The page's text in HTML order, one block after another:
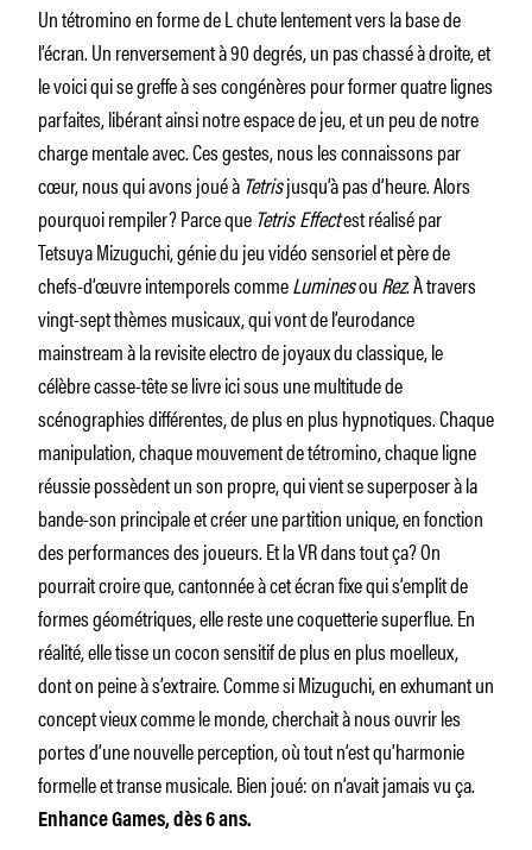
Un tétromino en forme de L chute lentement vers la base de
l’écran. Un renversement à 90 degrés, un pas chassé à droite, et
le voici qui se greffe à ses congénères pour former quatre lignes
parfaites, libérant ainsi notre espace de jeu, et un peu de notre
charge mentale avec. Ces gestes, nous les connaissons par
cœur, nous qui avons joué à Tetrisjusqu’à pas d’heure. Alors
pourquoi rempiler? Parce que Tetris Effectest réalisé par
Tetsuya Mizuguchi, génie du jeu vidéo sensoriel et père de
chefs-d’œuvre intemporels commeLuminesouRez. À travers
vingt-sept thèmes musicaux, qui vont de l’eurodance
mainstream à la revisite electro de joyaux du classique, le
célèbre casse-tête se livre ici sous une multitude de
scénographies différentes, de plus en plus hypnotiques. Chaque
manipulation, chaque mouvement de tétromino, chaque ligne
réussie possèdent un son propre, qui vient se superposer à la
bande-son principale et créer une partition unique, en fonction
des performances des joueurs. Et la VR dans tout ça? On
pourrait croire que, cantonnée à cet écran fixe qui s’emplit de
formes géométriques, elle reste une coquetterie superflue. En
réalité, elle tisse un cocon sensitif de plus en plus moelleux,
dont on peine à s’extraire. Comme si Mizuguchi, en exhumant un
concept vieux comme le monde, cherchait à nous ouvrir les
portes d’une nouvelle perception, où tout n’est qu’harmonie
formelle et transe musicale. Bien joué: on n’avait jamais vu ça.
Enhance Games, dès 6 ans.